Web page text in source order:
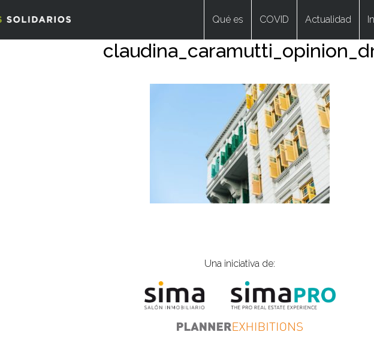
Qué es COVID Actualidad
Una iniciativa de: